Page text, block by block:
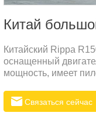
Китай
Китайский Rippa
оснащенный
мощность, имеет
импортные
NOK в масляных
Связаться сейчас